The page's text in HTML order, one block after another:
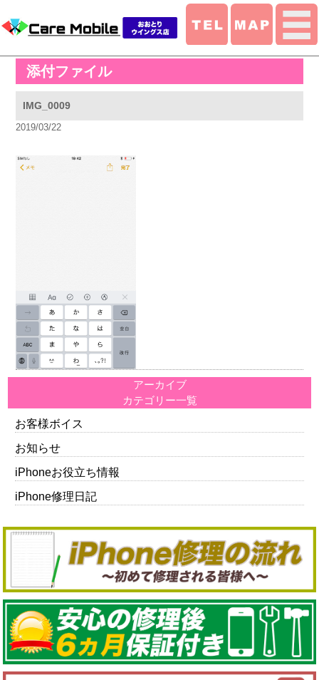
添付ファイル
IMG_0009
2019/03/22
アーカイブ
カテゴリー一覧
お客様ボイス
お知らせ
iPhoneお役立ち情報
iPhone修理日記